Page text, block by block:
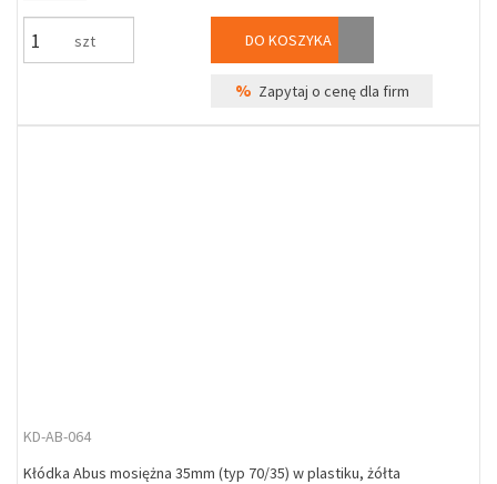
szt DO KOSZYKA
% Zapytaj o cenę dla firm
KD-AB-064
Kłódka Abus mosiężna 35mm (typ 70/35) w plastiku, żółta